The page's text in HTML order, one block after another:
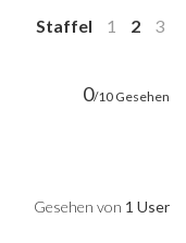
Staffel 1 2 3
0/10 Gesehen
Gesehen von 1 User